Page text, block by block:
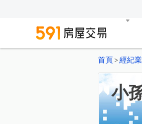
首頁 > 經紀
小